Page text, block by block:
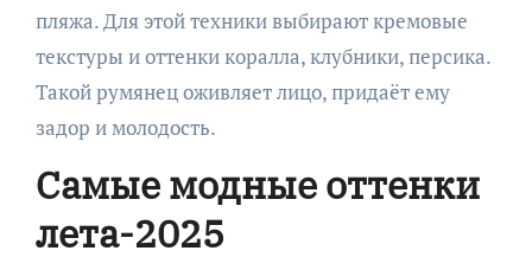
пляжа. Для этой техники выбирают кремовые
текстуры и оттенки коралла, клубники, персика.
Такой румянец оживляет лицо, придаёт ему
задор и молодость.
Самые модные оттенки
лета-2025